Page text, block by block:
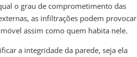
o grau de comprometimento das
as infiltrações podem provocar
assim como quem habita nele.
a integridade da parede, seja ela